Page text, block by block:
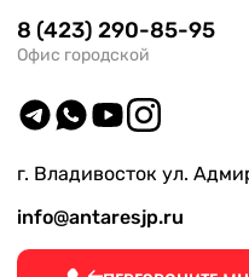
8 (423) 290-85-95
Офис городской
г. Владивосток ул.
info@antaresjp.ru